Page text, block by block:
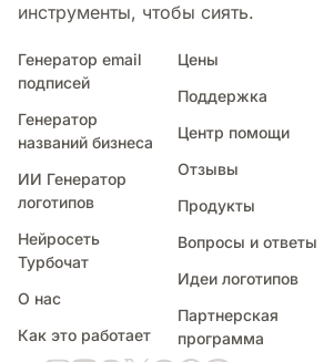
Маска
Мебель
Медицина
Мода
Музыка
Недвижимость
Некоммерческая организация
Новорожденный
Обучение и образование
Одежда
Охота и рыбалка
инструменты, чтобы сиять.
Генератор email
подписей
Генератор
названий бизнеса
ИИ Генератор
логотипов
Нейросеть
Турбочат
О нас
Как это работает
Цены
Поддержка
Центр помощи
Отзывы
Продукты
Вопросы и ответы
Идеи логотипов
Партнерская
программа